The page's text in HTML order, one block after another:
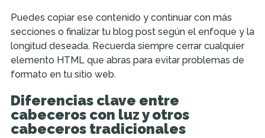
Puedes copiar ese contenido y continuar con más
secciones o finalizar tu blog post según el enfoque y la
longitud deseada. Recuerda siempre cerrar cualquier
elemento HTML que abras para evitar problemas de
formato en tu sitio web.
Diferencias clave entre
cabeceros con luz y otros
cabeceros tradicionales